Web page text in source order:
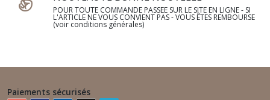
POUR TOUTE COMMANDE PASSEE SUR LE SITE EN LIGNE - SI
L'ARTICLE NE VOUS CONVIENT PAS - VOUS ÊTES REMBOURSE
(voir conditions générales)
Paiements sécurisés